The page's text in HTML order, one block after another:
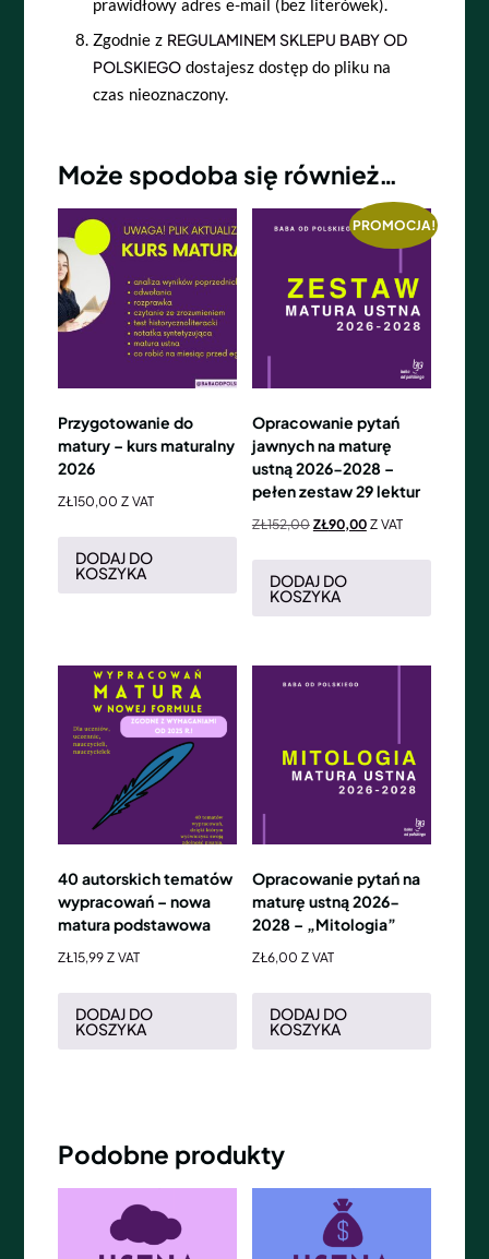
prawidłowy adres e-mail (bez literówek).
Zgodnie z REGULAMINEM SKLEPU BABY OD
POLSKIEGO dostajesz dostęp do pliku na
czas nieoznaczony.
Może spodoba się również…
Przygotowanie do
matury – kurs maturalny
2026
ZŁ150,00 Z VAT
DODAJ DO
KOSZYKA
PROMOCJA!
Opracowanie pytań
jawnych na maturę
ustną 2026-2028 –
pełen zestaw 29 lektur
ZŁ152,00 ZŁ90,00 Z VAT
DODAJ DO
KOSZYKA
40 autorskich tematów
wypracowań – nowa
matura podstawowa
ZŁ15,99 Z VAT
DODAJ DO
KOSZYKA
Opracowanie pytań na
maturę ustną 2026-
2028 – „Mitologia”
ZŁ6,00 Z VAT
DODAJ DO
KOSZYKA
Podobne produkty